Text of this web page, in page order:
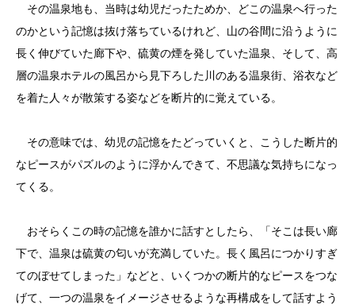
その温泉地も、当時は幼児だったためか、どこの温泉へ行った
のかという記憶は抜け落ちているけれど、山の谷間に沿うように
長く伸びていた廊下や、硫黄の煙を発していた温泉、そして、高
層の温泉ホテルの風呂から見下ろした川のある温泉街、浴衣など
を着た人々が散策する姿などを断片的に覚えている。
その意味では、幼児の記憶をたどっていくと、こうした断片的
なピースがパズルのように浮かんできて、不思議な気持ちになっ
てくる。
おそらくこの時の記憶を誰かに話すとしたら、「そこは長い廊
下で、温泉は硫黄の匂いが充満していた。長く風呂につかりすぎ
てのぼせてしまった」などと、いくつかの断片的なピースをつな
げて、一つの温泉をイメージさせるような再構成をして話すよう